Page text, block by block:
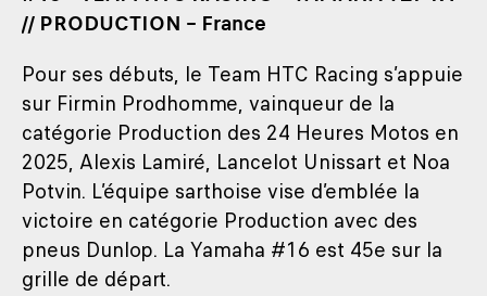
// PRODUCTION – France
Pour ses débuts, le Team HTC Racing s’appuie
sur Firmin Prodhomme, vainqueur de la
catégorie Production des 24 Heures Motos en
2025, Alexis Lamiré, Lancelot Unissart et Noa
Potvin. L’équipe sarthoise vise d’emblée la
victoire en catégorie Production avec des
pneus Dunlop. La Yamaha #16 est 45e sur la
grille de départ.